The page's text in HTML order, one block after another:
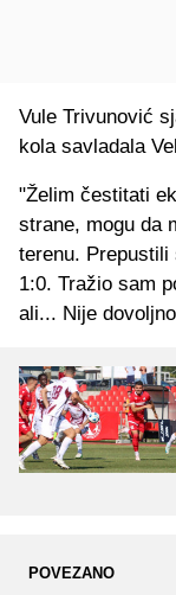
Vule Trivunović
kola savladala
"Želim čestitati
strane, mogu da
terenu.
1:0. Tražio sam
ali... Nije
POVEZANO